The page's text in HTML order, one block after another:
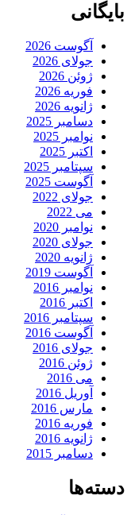
بایگانی
آگوست 2026
جولای 2026
ژوئن 2026
فوریه 2026
ژانویه 2026
دسامبر 2025
نوامبر 2025
اکتبر 2025
سپتامبر 2025
آگوست 2025
جولای 2022
می 2022
نوامبر 2020
جولای 2020
ژانویه 2020
آگوست 2019
نوامبر 2016
اکتبر 2016
سپتامبر 2016
آگوست 2016
جولای 2016
ژوئن 2016
می 2016
آوریل 2016
مارس 2016
فوریه 2016
ژانویه 2016
دسامبر 2015
دسته‌ها